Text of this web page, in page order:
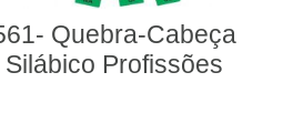
Cabeça
Profissões